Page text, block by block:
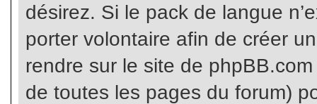
désirez. Si le pack de langue
porter volontaire afin de créer
rendre sur le site de
de toutes les pages du forum)